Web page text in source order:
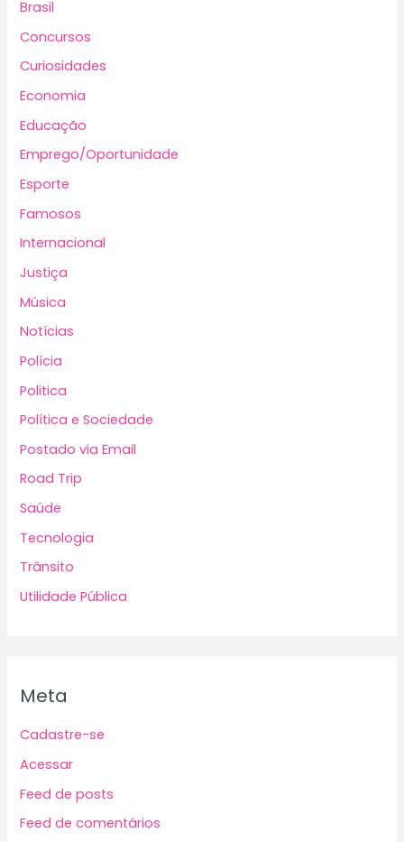
Brasil
Concursos
Curiosidades
Economia
Educação
Emprego/Oportunidade
Esporte
Famosos
Internacional
Justiça
Música
Notícias
Polícia
Politica
Política e Sociedade
Postado via Email
Road Trip
Saúde
Tecnologia
Trânsito
Utilidade Pública
Meta
Cadastre-se
Acessar
Feed de posts
Feed de comentários